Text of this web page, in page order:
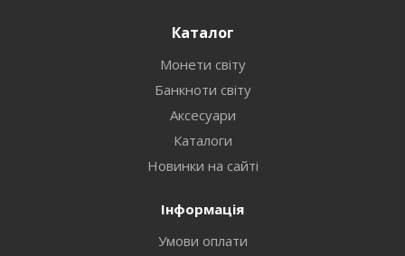
Каталог
Монети світу
Банкноти світу
Аксесуари
Каталоги
Новинки на сайті
Інформація
Умови оплати